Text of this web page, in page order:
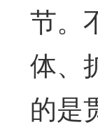
节。
体、
的是